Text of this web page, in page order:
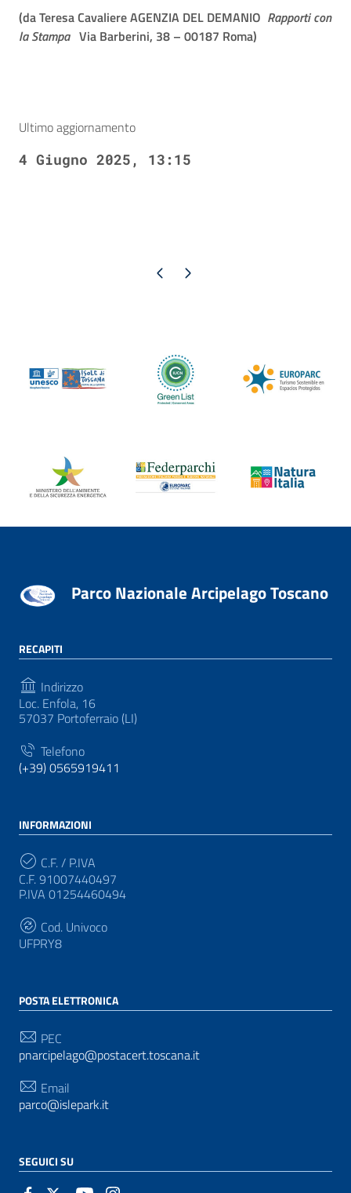
(da Teresa CavaliereAGENZIA DEL DEMANIO Rapporti con
la Stampa Via Barberini, 38 – 00187 Roma)
Ultimo aggiornamento
4 Giugno 2025, 13:15
Pagina precedente
Pagina successiva
Parco Nazionale Arcipelago Toscano
RECAPITI
Indirizzo
Loc. Enfola, 16
57037 Portoferraio (LI)
Telefono
(+39) 0565919411
INFORMAZIONI
C.F. / P.IVA
C.F. 91007440497
P.IVA 01254460494
Cod. Univoco
UFPRY8
POSTA ELETTRONICA
PEC
pnarcipelago@postacert.toscana.it
Email
parco@islepark.it
SEGUICI SU